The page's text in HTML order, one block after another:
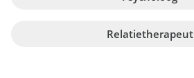
Relatietherapeut